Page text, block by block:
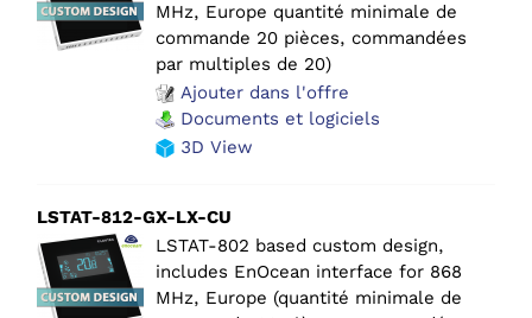
MHz, Europe quantité minimale de
commande 20 pièces, commandées
par multiples de 20)
Ajouter dans l'offre
Documents et logiciels
3D View
LSTAT-812-GX-LX-CU
LSTAT-802 based custom design,
includes EnOcean interface for 868
MHz, Europe (quantité minimale de